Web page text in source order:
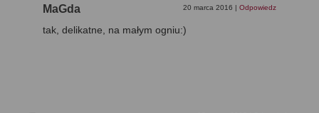
MaGda 20 marca 2016 | Odpowiedz
tak, delikatne, na małym ogniu:)